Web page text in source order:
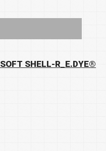
SHELL-R_E.DYE®